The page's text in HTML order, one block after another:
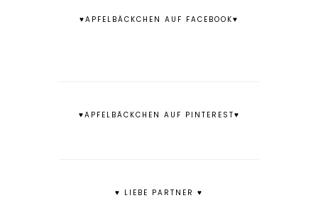
♥APFELBÄCKCHEN AUF FACEBOOK♥
♥APFELBÄCKCHEN AUF PINTEREST♥
♥ LIEBE PARTNER ♥